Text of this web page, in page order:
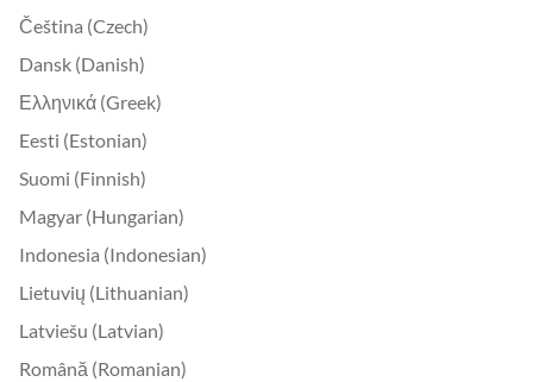
Čeština (Czech)
Dansk (Danish)
Ελληνικά (Greek)
Eesti (Estonian)
Suomi (Finnish)
Magyar (Hungarian)
Indonesia (Indonesian)
Lietuvių (Lithuanian)
Latviešu (Latvian)
Română (Romanian)